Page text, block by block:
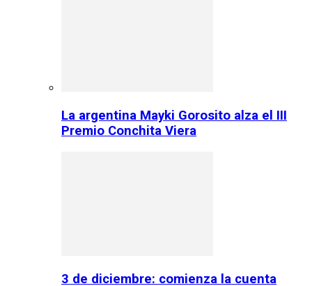
La argentina Mayki Gorosito alza el III
Premio Conchita Viera
3 de diciembre: comienza la cuenta